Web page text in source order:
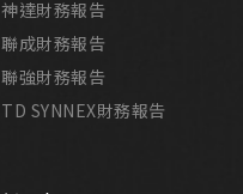
神達財務報告
聯成財務報告
聯強財務報告
TD SYNNEX財務報告